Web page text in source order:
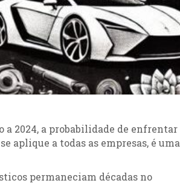
a 2024, a probabilidade de enfrentar
aplique a todas as empresas, é uma
permaneciam décadas no